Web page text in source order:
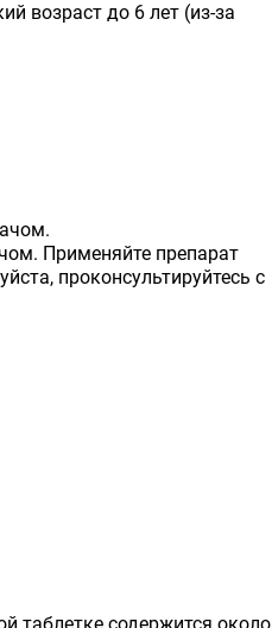
возраст до 6 лет (из-за
Применяйте препарат
проконсультируйтесь с